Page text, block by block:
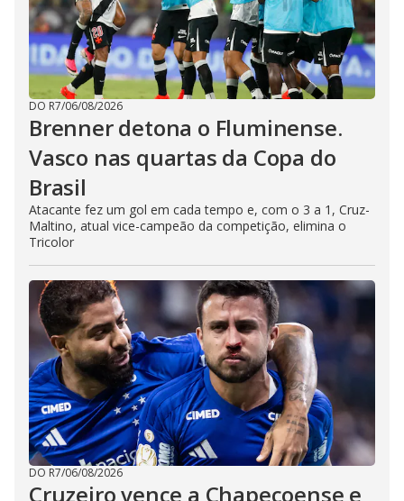
DO R7/06/08/2026
Brenner detona o Fluminense.
Vasco nas quartas da Copa do
Brasil
Atacante fez um gol em cada tempo e, com o 3 a 1, Cruz-
Maltino, atual vice-campeão da competição, elimina o
Tricolor
DO R7/06/08/2026
Cruzeiro vence a Chapecoense e